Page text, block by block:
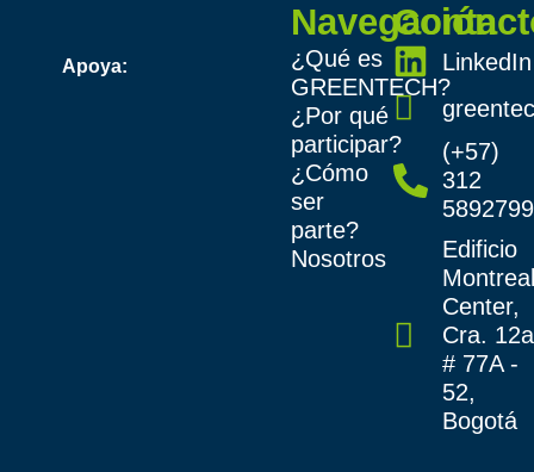
Apoya:
Navegación
¿Qué es
GREENTECH?
¿Por qué
participar?
¿Cómo
ser
parte?
Nosotros
LinkedIn
(+57)
312
5892799
Edificio
Center,
Cra. 12a
# 77A -
52,
Bogotá